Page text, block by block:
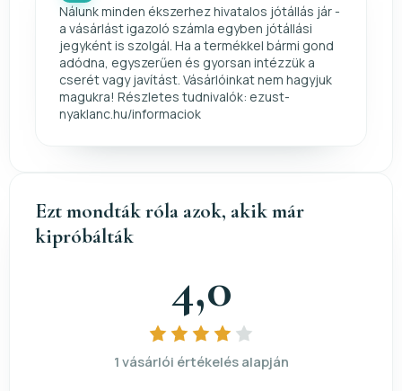
Nálunk minden ékszerhez hivatalos jótállás jár -
a vásárlást igazoló számla egyben jótállási
jegyként is szolgál. Ha a termékkel bármi gond
adódna, egyszerűen és gyorsan intézzük a
cserét vagy javítást. Vásárlóinkat nem hagyjuk
magukra! Részletes tudnivalók: ezust-
nyaklanc.hu/informaciok
Ezt mondták róla azok, akik már
kipróbálták
4,0
1 vásárlói értékelés alapján